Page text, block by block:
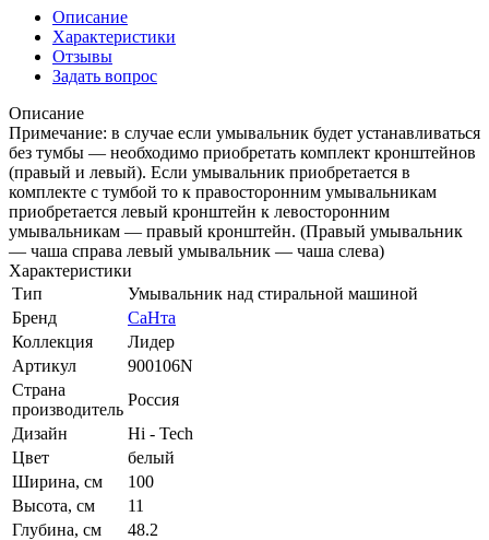
Описание
Характеристики
Отзывы
Задать вопрос
Описание
Примечание: в случае если умывальник будет устанавливаться
без тумбы — необходимо приобретать комплект кронштейнов
(правый и левый). Если умывальник приобретается в
комплекте с тумбой то к правосторонним умывальникам
приобретается левый кронштейн к левосторонним
умывальникам — правый кронштейн. (Правый умывальник
— чаша справа левый умывальник — чаша слева)
Характеристики
Тип
Умывальник над стиральной машиной
Бренд
СаНта
Коллекция
Лидер
Артикул
900106N
Страна
производитель
Россия
Дизайн
Hi - Tech
Цвет
белый
Ширина, см
100
Высота, см
11
Глубина, см
48.2